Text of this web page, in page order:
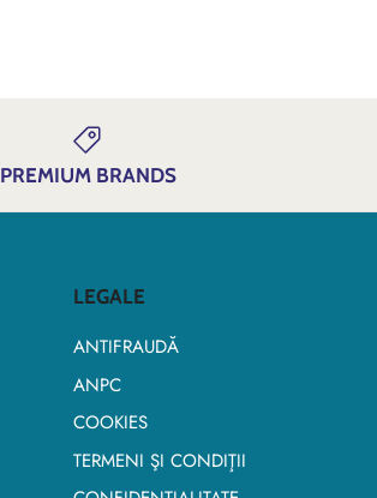
PREMIUM BRANDS
LEGALE
ANTIFRAUDĂ
ANPC
COOKIES
TERMENI ŞI CONDIŢII